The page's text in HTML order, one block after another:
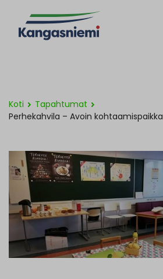
Koti
Tapahtumat
Perhekahvila – Avoin kohtaamispaikka